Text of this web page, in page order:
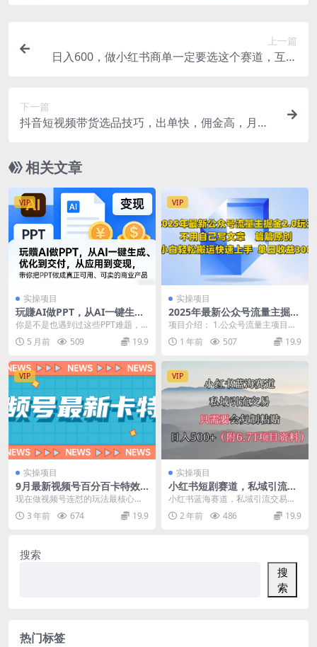
上一篇
日入600，做小红书商单一定要选这个赛道，互动
下一篇
抖音短视频带货选品技巧，出单快，佣金高，月入5
相关文章
VIP
实操项目
玩賺AI做PPT，从AI一键生
成、优化到交付，从应用到变
现，带你把PPT做成真正可
用、可卖的商业产品
你是不是也遇到过这些PPT难题，
既浪费时间，又达不到预期，甚至
错失机会？ 做PP...
5 月前 509 19.9
VIP
实操项目
2025年最新公众号流量主掘金
2.0玩法，篇篇原创，小白轻松
搬运快速上手，单日收益3张
项目介绍： 1.公众号流量主项目一
直备受关注，堪称长盛不衰的热门
项目，尤其是公众...
1 年前 507 19.9
VIP
实操项目
9月最新视频号百分百卡特效
玩法教程，仅限于安卓机！
现在做视频号连怼的玩法最核心的
问题就是卡特效 但有的人卡特效就
很难去卡上去 但是...
3 年前 674 19.9
VIP
实操项目
小红书短剧赛道，私域引流交
易，会复制粘贴，日入500+
（附6.7T短剧资源）
小红书蓝海赛道，私域引流交易，
只需要会复制粘贴，日入500+（附
6.7T项目资料...
2 年前 486 19.9
搜索
搜
索
热门标签